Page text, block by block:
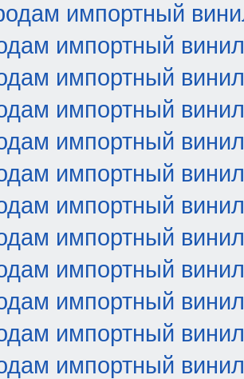
импортный
импортный винил
импортный винил
импортный винил
импортный винил
импортный винил
импортный винил
импортный винил
импортный винил
импортный винил
импортный винил
импортный винил